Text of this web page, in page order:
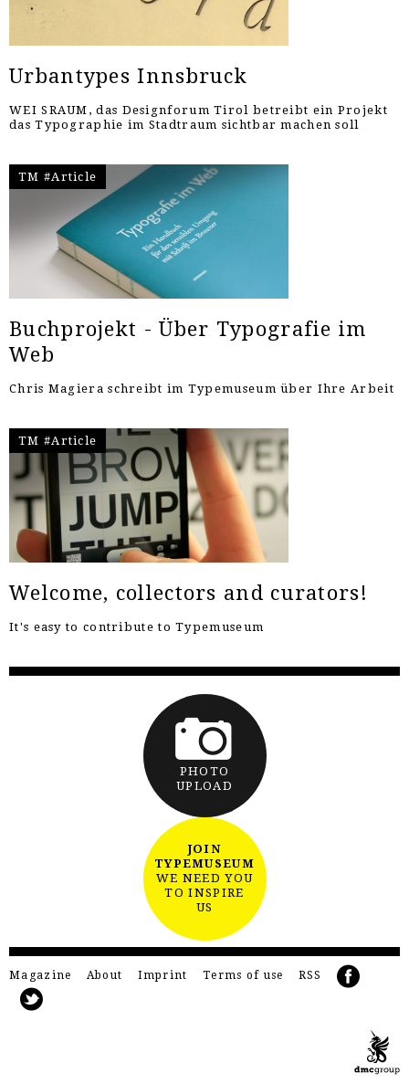
Urbantypes Innsbruck
WEI SRAUM, das Designforum Tirol betreibt ein Projekt
das Typographie im Stadtraum sichtbar machen soll
TM #Article
Buchprojekt - Über Typografie im
Web
Chris Magiera schreibt im Typemuseum über Ihre Arbeit
TM #Article
Welcome, collectors and curators!
It's easy to contribute to Typemuseum
PHOTO
UPLOAD
JOIN
TYPEMUSEUM
WE NEED YOU
TO INSPIRE
US
Magazine About Imprint Terms of use RSS